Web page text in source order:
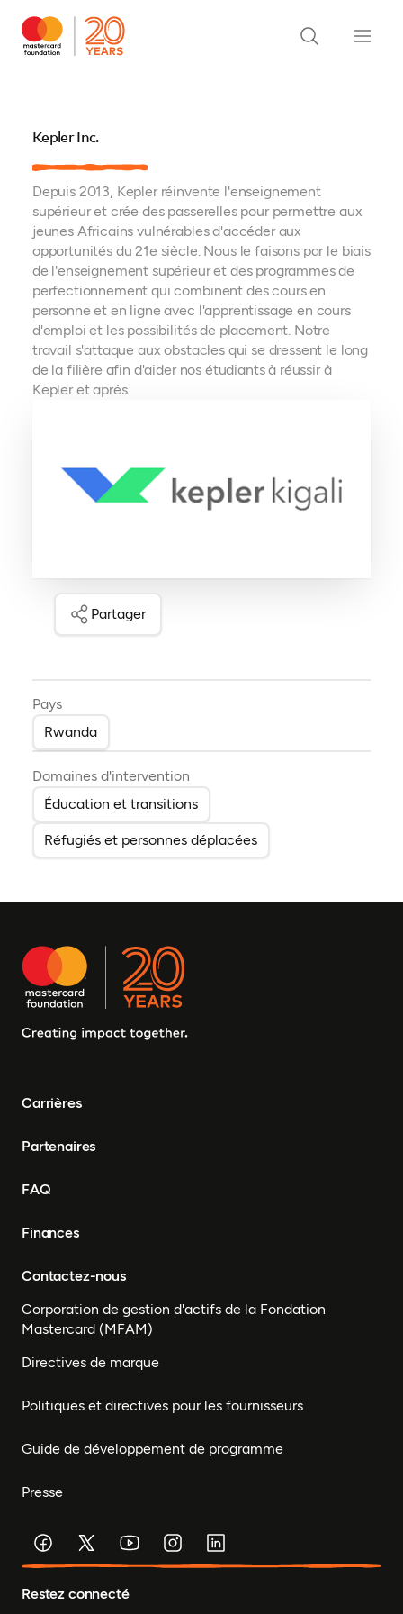
Kepler Inc.
Depuis 2013, Kepler réinvente l'enseignement
supérieur et crée des passerelles pour permettre aux
jeunes Africains vulnérables d'accéder aux
opportunités du 21e siècle. Nous le faisons par le biais
de l'enseignement supérieur et des programmes de
perfectionnement qui combinent des cours en
personne et en ligne avec l'apprentissage en cours
d'emploi et les possibilités de placement. Notre
travail s'attaque aux obstacles qui se dressent le long
de la filière afin d'aider nos étudiants à réussir à
Kepler et après.
Partager
Pays
Rwanda
Domaines d'intervention
Éducation et transitions
Réfugiés et personnes déplacées
Carrières
Partenaires
FAQ
Finances
Contactez-nous
Corporation de gestion d'actifs de la Fondation
Mastercard (MFAM)
Directives de marque
Politiques et directives pour les fournisseurs
Guide de développement de programme
Presse
Restez connecté